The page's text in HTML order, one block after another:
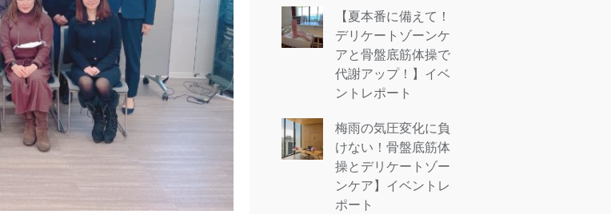
【夏本番に備えて！
デリケートゾーンケ
アと骨盤底筋体操で
代謝アップ！】イベ
ントレポート
梅雨の気圧変化に負
けない！骨盤底筋体
操とデリケートゾー
ンケア】イベントレ
ポート